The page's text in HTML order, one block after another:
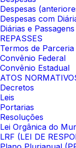
Despesas
Despesas com
Diárias e
REPASSES
Termos de
Convênio Federal
Convênio Estadual
ATOS
Decretos
Leis
Portarias
Resoluções
Lei Orgânica do
LRF (LEI DE